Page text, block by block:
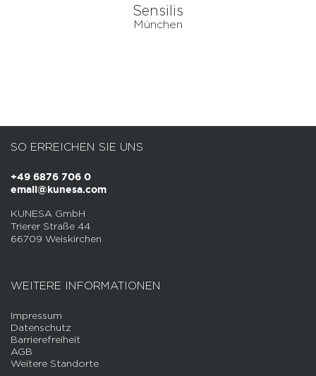
Sensilis
München
SO ERREICHEN SIE UNS
+49 6876 706 0
email@kunesa.com
KUNESA GmbH
Trierer Straße 44
66709 Weiskirchen
WEITERE INFORMATIONEN
Impressum
Datenschutz
Barrierefreiheit
AGB
Weitere Standorte